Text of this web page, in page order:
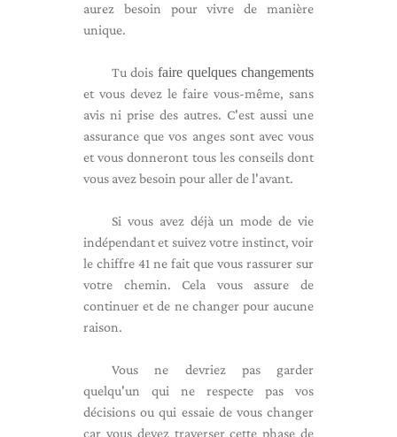
aurez besoin pour vivre de manière
unique.
Tu dois faire quelques changements
et vous devez le faire vous-même, sans
avis ni prise des autres. C'est aussi une
assurance que vos anges sont avec vous
et vous donneront tous les conseils dont
vous avez besoin pour aller de l'avant.
Si vous avez déjà un mode de vie
indépendant et suivez votre instinct, voir
le chiffre 41 ne fait que vous rassurer sur
votre chemin. Cela vous assure de
continuer et de ne changer pour aucune
raison.
Vous ne devriez pas garder
quelqu'un qui ne respecte pas vos
décisions ou qui essaie de vous changer
car vous devez traverser cette phase de